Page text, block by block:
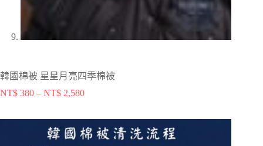
韓國棉被 星星月亮四季棉被
NT$ 380 – NT$ 2,580